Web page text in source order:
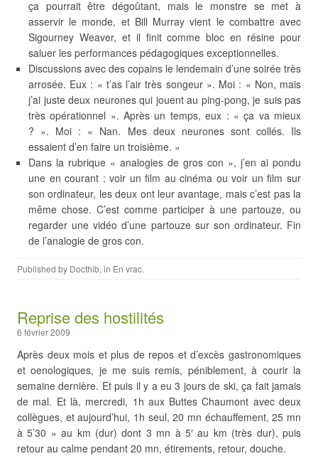
ça pourrait être dégoûtant, mais le monstre se met à
asservir le monde, et Bill Murray vient le combattre avec
Sigourney Weaver, et il finit comme bloc en résine pour
saluer les performances pédagogiques exceptionnelles.
Discussions avec des copains le lendemain d’une soirée très
arrosée. Eux : « t’as l’air très songeur ». Moi : « Non, mais
j’ai juste deux neurones qui jouent au ping-pong, je suis pas
très opérationnel ». Après un temps, eux : « ça va mieux
? ». Moi : « Nan. Mes deux neurones sont collés. Ils
essaient d’en faire un troisième. »
Dans la rubrique « analogies de gros con », j’en ai pondu
une en courant : voir un film au cinéma ou voir un film sur
son ordinateur, les deux ont leur avantage, mais c’est pas la
même chose. C’est comme participer à une partouze, ou
regarder une vidéo d’une partouze sur son ordinateur. Fin
de l’analogie de gros con.
Published by Docthib, in En vrac.
Reprise des hostilités
6 février 2009
Après deux mois et plus de repos et d’excès gastronomiques
et oenologiques, je me suis remis, péniblement, à courir la
semaine dernière. Et puis il y a eu 3 jours de ski, ça fait jamais
de mal. Et là, mercredi, 1h aux Buttes Chaumont avec deux
collègues, et aujourd’hui, 1h seul, 20 mn échauffement, 25 mn
à 5’30 » au km (dur) dont 3 mn à 5′ au km (très dur), puis
retour au calme pendant 20 mn, étirements, retour, douche.